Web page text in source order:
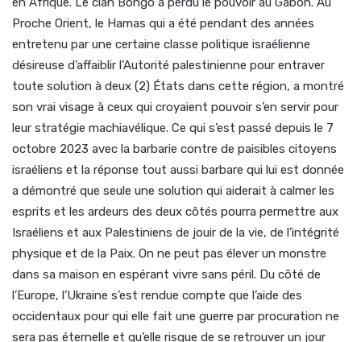
Proche Orient, le Hamas qui a été pendant des années
entretenu par une certaine classe politique israélienne
désireuse d’affaiblir l’Autorité palestinienne pour entraver
toute solution à deux (2) États dans cette région, a montré
son vrai visage à ceux qui croyaient pouvoir s’en servir pour
leur stratégie machiavélique. Ce qui s’est passé depuis le 7
octobre 2023 avec la barbarie contre de paisibles citoyens
israéliens et la réponse tout aussi barbare qui lui est donnée
a démontré que seule une solution qui aiderait à calmer les
esprits et les ardeurs des deux côtés pourra permettre aux
Israéliens et aux Palestiniens de jouir de la vie, de l’intégrité
physique et de la Paix. On ne peut pas élever un monstre
dans sa maison en espérant vivre sans péril. Du côté de
l’Europe, l’Ukraine s’est rendue compte que l’aide des
occidentaux pour qui elle fait une guerre par procuration ne
sera pas éternelle et qu’elle risque de se retrouver un jour